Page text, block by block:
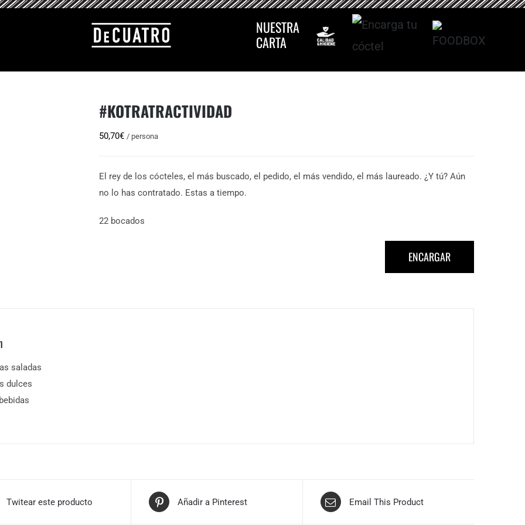
NUESTRA
CARTA
#KOTRATRACTIVIDAD
50,70€ / persona
El rey de los cócteles, el más buscado, el pedido, el más vendido, el más laureado. ¿Y tú? Aún
no lo has contratado. Estas a tiempo.
22 bocados
ENCARGAR
saladas
dulces
Twitear este producto Añadir a Pinterest Email This Product